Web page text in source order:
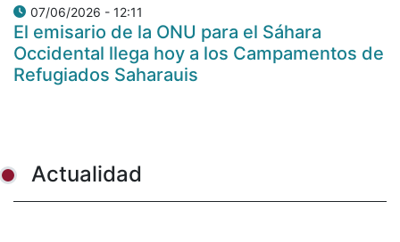
07/06/2026 - 12:11
El emisario de la ONU para el Sáhara
Occidental llega hoy a los Campamentos de
Refugiados Saharauis
Actualidad